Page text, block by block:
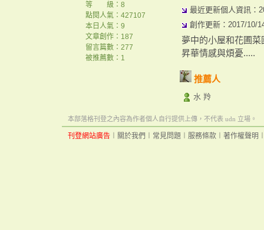
等 級：8
點閱人氣：427107
本日人氣：9
文章創作：187
留言篇數：277
被推薦數： 1
最近更新個人資訊：
創作更新：2017/10/
夢中的小屋和花圃
昇華情感與煩憂.....
推薦人
水 羚
本部落格刊登之內容為作者個人自行提供上傳，不代表 udn 立場。
刊登網站廣告 關於我們 常見問題 服務條款 著作權聲明